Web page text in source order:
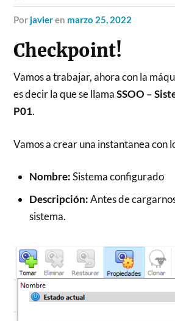
por javieren marzo 25, 2022
Checkpoint!
Vamos a trabajar, ahora con la
es decir la que se llamaSSOO –
P01.
Vamos a crear una instantanea con
Nombre:Sistema configurado
Descripción:Antes de
sistema.